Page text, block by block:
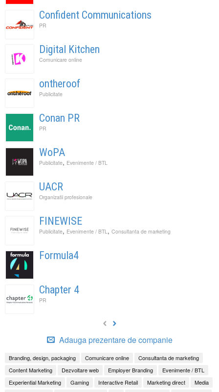
Confident Communications
PR
Digital Kitchen
Comunicare online
ontheroof
Publicitate
Conan PR
PR
WoPA
Publicitate, Evenimente / BTL
UACR
Organizatii profesionale
FINEWISE
Publicitate, Evenimente / BTL , Consultanta de marketing
Formula4
Chapter 4
PR
Adauga prezentare de companie
Branding, design, packaging Comunicare online
Consultanta de marketing
Content Marketing
Dezvoltare web Employer Branding
Evenimente / BTL
Experiential Marketing
Gaming Interactive Retail Marketing direct
Media